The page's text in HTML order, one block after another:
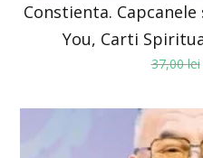
Constienta.
You, Carti
37,00lei